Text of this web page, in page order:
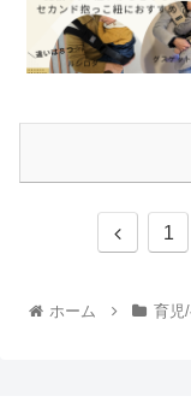
1
ホーム 育児